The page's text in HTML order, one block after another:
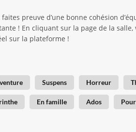
preuve d’une bonne cohésion
! En cliquant sur la page de la
sur la plateforme !
Suspens Horreur
En famille Ados